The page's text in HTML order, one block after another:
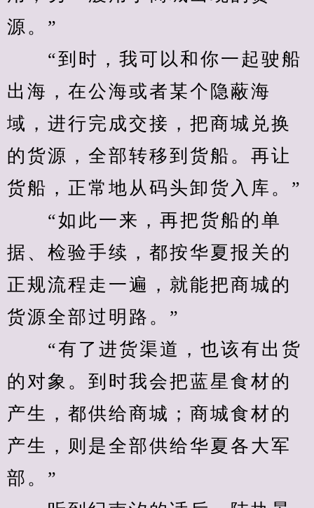
源。”
“到时，我可以和你一起驶船
出海，在公海或者某个隐蔽海
域，进行完成交接，把商城兑换
的货源，全部转移到货船。再让
货船，正常地从码头卸货入库。”
“如此一来，再把货船的单
据、检验手续，都按华夏报关的
正规流程走一遍，就能把商城的
货源全部过明路。”
“有了进货渠道，也该有出货
的对象。到时我会把蓝星食材的
产生，都供给商城；商城食材的
产生，则是全部供给华夏各大军
部。”